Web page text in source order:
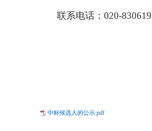
联系电话： 020-
中标候选人的公示.pdf